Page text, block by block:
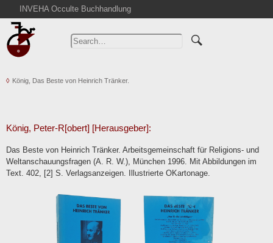
INVEHA Occulte Buchhandlung
Home
Advanced Search
Cart
Contact
Terms
Privacy Policy
König, Das Beste von Heinrich Tränker.
König, Peter-R[obert] [Herausgeber]:
Das Beste von Heinrich Tränker. Arbeitsgemeinschaft für Religions- und
Weltanschauungsfragen (A. R. W.), München 1996. Mit Abbildungen im
Text. 402, [2] S. Verlagsanzeigen. Illustrierte OKartonage.